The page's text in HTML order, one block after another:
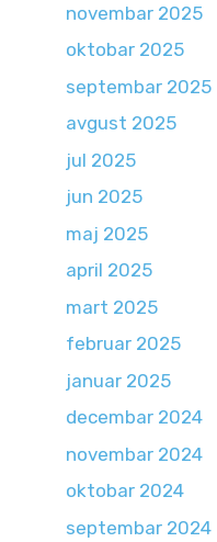
novembar 2025
oktobar 2025
septembar 2025
avgust 2025
jul 2025
jun 2025
maj 2025
april 2025
mart 2025
februar 2025
januar 2025
decembar 2024
novembar 2024
oktobar 2024
septembar 2024